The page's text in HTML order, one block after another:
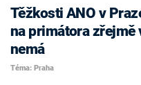
Těžkosti ANO v
na primátora zřejmě
nemá
Téma: Praha